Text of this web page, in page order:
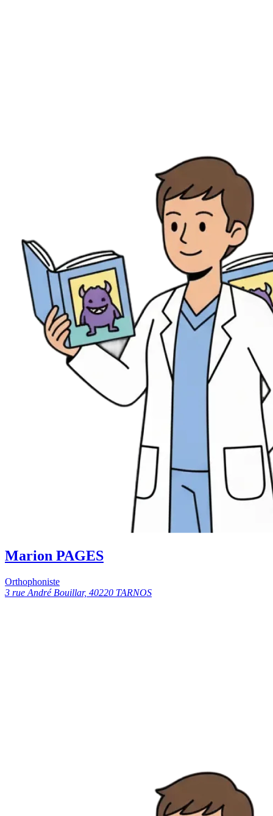
Marion PAGES
Orthophoniste
3 rue André Bouillar, 40220 TARNOS